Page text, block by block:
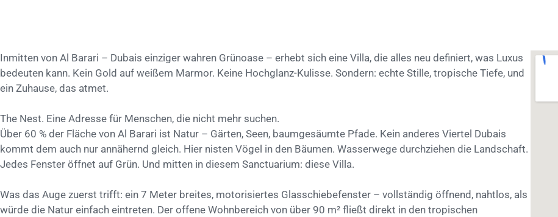
Inmitten von Al Barari – Dubais einziger wahren Grünoase – erhebt sich eine Villa, die alles neu definiert, was Luxus
bedeuten kann. Kein Gold auf weißem Marmor. Keine Hochglanz-Kulisse. Sondern: echte Stille, tropische Tiefe, und
ein Zuhause, das atmet.
The Nest. Eine Adresse für Menschen, die nicht mehr suchen.
Über 60 % der Fläche von Al Barari ist Natur – Gärten, Seen, baumgesäumte Pfade. Kein anderes Viertel Dubais
kommt dem auch nur annähernd gleich. Hier nisten Vögel in den Bäumen. Wasserwege durchziehen die Landschaft.
Jedes Fenster öffnet auf Grün. Und mitten in diesem Sanctuarium: diese Villa.
Was das Auge zuerst trifft: ein 7 Meter breites, motorisiertes Glasschiebefenster – vollständig öffnend, nahtlos, als
würde die Natur einfach eintreten. Der offene Wohnbereich von über 90 m² fließt direkt in den tropischen